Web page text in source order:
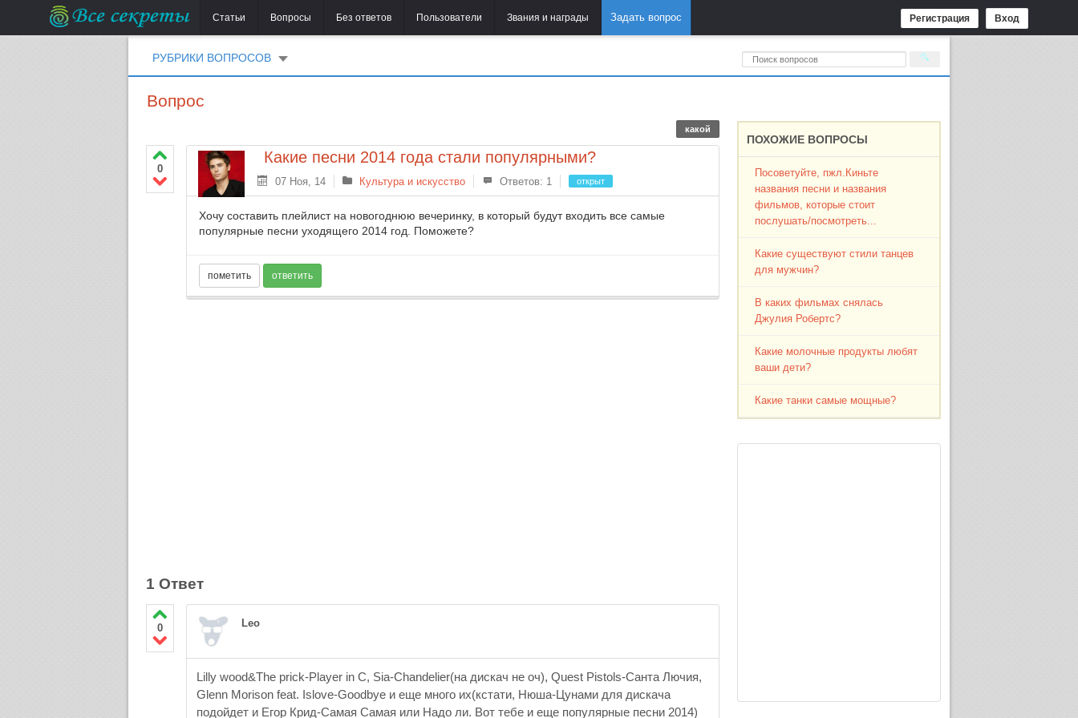
Регистрация Вход
Задать вопрос
Статьи Вопросы Без ответов Пользователи Звания и награды
РУБРИКИ ВОПРОСОВ
Вопрос
какой
0
Какие песни 2014 года стали популярными?
07 Ноя, 14 Культура и искусство Ответов: 1 открыт
Хочу составить плейлист на новогоднюю вечеринку, в который будут входить все самые
популярные песни уходящего 2014 год. Поможете?
1 Ответ
0 Leo
Lilly wood&The prick-Player in C, Sia-Chandelier(на дискач не оч), Quest Pistols-Санта Лючия,
Glenn Morison feat. Islove-Goodbye и еще много их(кстати, Нюша-Цунами для дискача
подойдет и Егор Крид-Самая Самая или Надо ли. Вот тебе и еще популярные песни 2014)
ПОХОЖИЕ ВОПРОСЫ
Посоветуйте, пжл.Киньте
названия песни и названия
фильмов, которые стоит
послушать/посмотреть...
Какие существуют стили танцев
для мужчин?
В каких фильмах снялась
Джулия Робертс?
Какие молочные продукты любят
ваши дети?
Какие танки самые мощные?